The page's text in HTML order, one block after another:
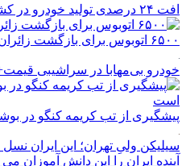
افت ۲۴ درصدی تولید خودرو در کشور
۶۵۰۰ اتوبوس برای بازگشت زائران از مرز مهران اعزام می‌شود
خودرو بی‌مهابا در سراشیبی
پیشگیری از تب کریمه کنگو در
آینده ایران را این دانش آموزان